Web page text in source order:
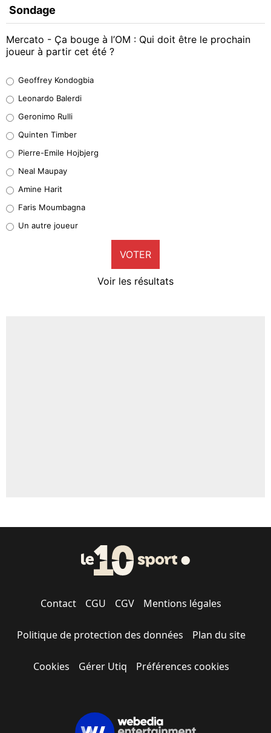
Sondage
Mercato - Ça bouge à l’OM : Qui doit être le prochain
joueur à partir cet été ?
38%
32%
5%
1%
9%
Geoffrey Kondogbia
Leonardo Balerdi
Geronimo Rulli
Quinten Timber
Pierre-Emile Hojbjerg
Neal Maupay
Amine Harit
Faris Moumbagna
Un autre joueur
VOTER
Voir les résultats
Contact CGU CGV Mentions légales
Politique de protection des données Plan du site
Cookies Gérer Utiq Préférences cookies